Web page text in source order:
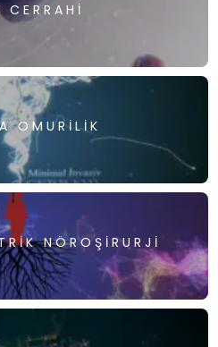
CERRAHI
OMURILIK
NÖROŞIRURJI